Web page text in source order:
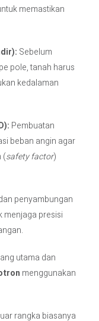
memastikan
Sebelum
pole, tanah harus
kedalaman
Pembuatan
beban angin agar
(safety factor)
penyambungan
menjaga presisi
utama dan
menggunakan
rangka biasanya